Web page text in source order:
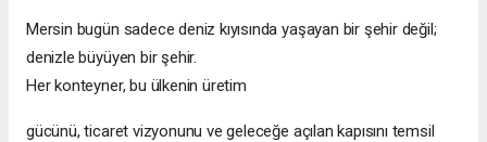
Mersin bugün sadece deniz kıyısında yaşayan bir şehir değil;
denizle büyüyen bir şehir.
Her konteyner, bu ülkenin üretim
gücünü, ticaret vizyonunu ve geleceğe açılan kapısını temsil